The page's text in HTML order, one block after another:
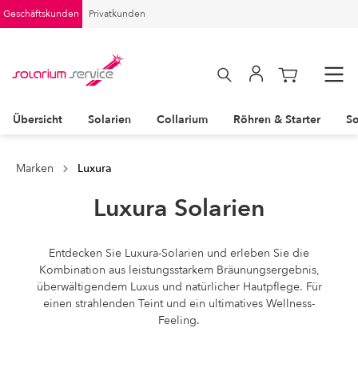
Geschäftskunden Privatkunden
Übersicht Solarien Collarium Röhren & Starter
Marken Luxura
Luxura Solarien
Entdecken Sie Luxura-Solarien und erleben Sie die
Kombination aus leistungsstarkem Bräunungsergebnis,
überwältigendem Luxus und natürlicher Hautpflege. Für
einen strahlenden Teint und ein ultimatives Wellness-
Feeling.